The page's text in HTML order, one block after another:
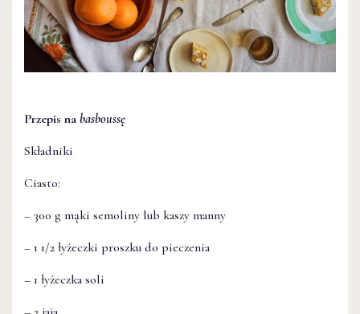
Przepis na basboussę
Składniki
Ciasto:
– 300 g mąki semoliny lub kaszy manny
– 1 1/2 łyżeczki proszku do pieczenia
– 1 łyżeczka soli